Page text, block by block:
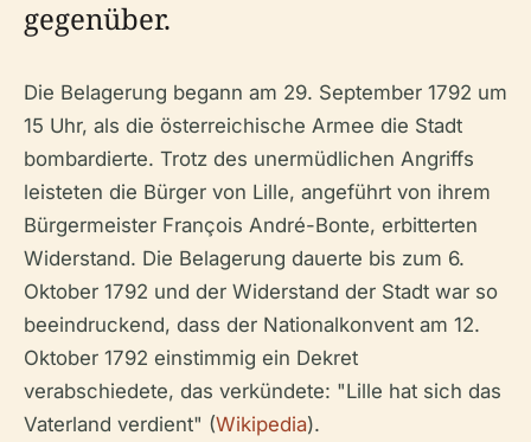
gegenüber.
Die Belagerung begann am 29. September 1792 um
15 Uhr, als die österreichische Armee die Stadt
bombardierte. Trotz des unermüdlichen Angriffs
leisteten die Bürger von Lille, angeführt von ihrem
Bürgermeister François André-Bonte, erbitterten
Widerstand. Die Belagerung dauerte bis zum 6.
Oktober 1792 und der Widerstand der Stadt war so
beeindruckend, dass der Nationalkonvent am 12.
Oktober 1792 einstimmig ein Dekret
verabschiedete, das verkündete: "Lille hat sich das
Vaterland verdient" (Wikipedia).